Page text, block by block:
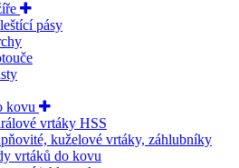
pásy
kovu
vrtáky HSS
kuželové vrtáky, záhlubníky
vrtáků do kovu